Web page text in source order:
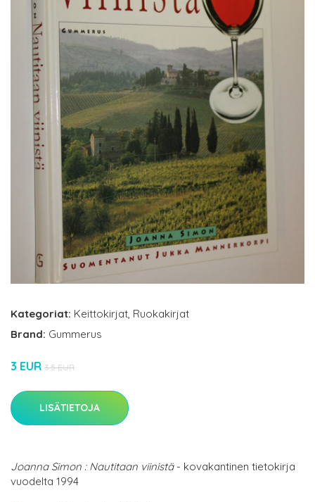
Kategoriat: Keittokirjat, Ruokakirjat
Brand: Gummerus
3 EUR 3.5 EUR
LISÄTIETOJA
Joanna Simon : Nautitaan viinistä- kovakantinen tietokirja
vuodelta 1994